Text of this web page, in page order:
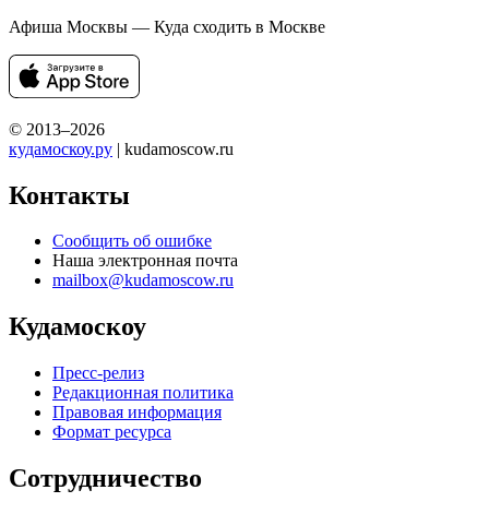
Афиша Москвы — Куда сходить в Москве
© 2013–2026
кудамоскоу.ру | kudamoscow.ru
Контакты
Сообщить об ошибке
Наша электронная почта
mailbox@kudamoscow.ru
Кудамоскоу
Пресс-релиз
Редакционная политика
Правовая информация
Формат ресурса
Сотрудничество